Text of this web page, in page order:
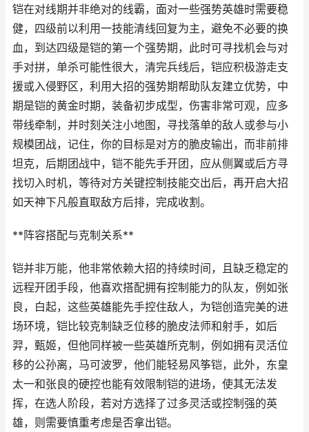
铠在对线期并非绝对的线霸，面对一些强势英雄时需要稳
健，四级前以利用一技能清线回复为主，避免不必要的换
血，到达四级是铠的第一个强势期，此时可寻找机会与对
手对拼，单杀可能性很大，清完兵线后，铠应积极游走支
援或入侵野区，利用大招的强势期帮助队友建立优势，中
期是铠的黄金时期，装备初步成型，伤害非常可观，应多
带线牵制，并时刻关注小地图，寻找落单的敌人或参与小
规模团战，记住，你的目标是对方的脆皮输出，而非前排
坦克，后期团战中，铠不能先手开团，应从侧翼或后方寻
找切入时机，等待对方关键控制技能交出后，再开启大招
如天神下凡般直取敌方后排，完成收割。
**阵容搭配与克制关系**
铠并非万能，他非常依赖大招的持续时间，且缺乏稳定的
远程开团手段，他喜欢搭配拥有控制能力的队友，例如张
良，白起，这些英雄能先手控住敌人，为铠创造完美的进
场环境，铠比较克制缺乏位移的脆皮法师和射手，如后
羿，甄姬，但他同样被一些英雄所克制，例如拥有灵活位
移的公孙离，马可波罗，他们能轻易风筝铠，此外，东皇
太一和张良的硬控也能有效限制铠的进场，使其无法发
挥，在选人阶段，若对方选择了过多灵活或控制强的英
雄，则需要慎重考虑是否拿出铠。